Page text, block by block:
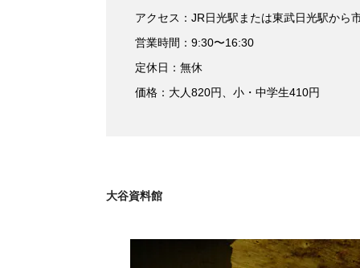
アクセス：JR日光駅または東武日光駅から
営業時間：9:30〜16:30
定休日：無休
価格：大人820円、小・中学生410円
大谷資料館